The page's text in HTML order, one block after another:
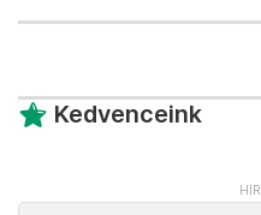
Kedvenceink